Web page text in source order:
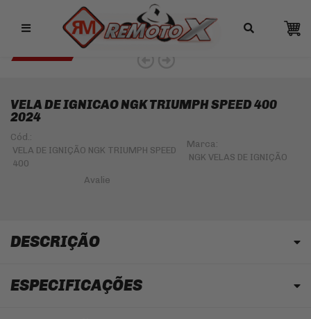
Remotox
10% OFF NO PIX
VELA DE IGNICAO NGK TRIUMPH SPEED 400
2024
Cód.:
VELA DE IGNIÇÃO NGK TRIUMPH SPEED
400
Marca:
NGK VELAS DE IGNIÇÃO
DESCRIÇÃO
ESPECIFICAÇÕES